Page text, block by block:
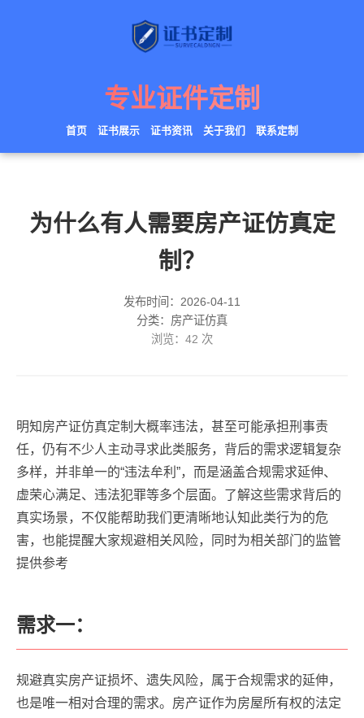
专业证件定制
首页 证书展示 证书资讯 关于我们 联系定制
为什么有人需要房产证仿真定
制？
发布时间：2026-04-11
分类：房产证仿真
浏览： 42 次
明知房产证仿真定制大概率违法，甚至可能承担刑事责
任，仍有不少人主动寻求此类服务，背后的需求逻辑复杂
多样，并非单一的“违法牟利”，而是涵盖合规需求延伸、
虚荣心满足、违法犯罪等多个层面。了解这些需求背后的
真实场景，不仅能帮助我们更清晰地认知此类行为的危
害，也能提醒大家规避相关风险，同时为相关部门的监管
提供参考
需求一：
规避真实房产证损坏、遗失风险，属于合规需求的延伸，
也是唯一相对合理的需求。房产证作为房屋所有权的法定